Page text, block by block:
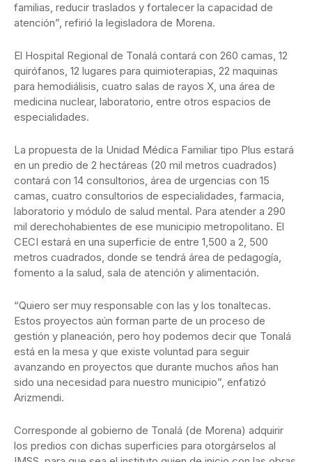
familias, reducir traslados y fortalecer la capacidad de
atención”, refirió la legisladora de Morena.
El Hospital Regional de Tonalá contará con 260 camas, 12
quirófanos, 12 lugares para quimioterapias, 22 maquinas
para hemodiálisis, cuatro salas de rayos X, una área de
medicina nuclear, laboratorio, entre otros espacios de
especialidades.
La propuesta de la Unidad Médica Familiar tipo Plus estará
en un predio de 2 hectáreas (20 mil metros cuadrados)
contará con 14 consultorios, área de urgencias con 15
camas, cuatro consultorios de especialidades, farmacia,
laboratorio y módulo de salud mental. Para atender a 290
mil derechohabientes de ese municipio metropolitano. El
CECI estará en una superficie de entre 1,500 a 2, 500
metros cuadrados, donde se tendrá área de pedagogía,
fomento a la salud, sala de atención y alimentación.
“Quiero ser muy responsable con las y los tonaltecas.
Estos proyectos aún forman parte de un proceso de
gestión y planeación, pero hoy podemos decir que Tonalá
está en la mesa y que existe voluntad para seguir
avanzando en proyectos que durante muchos años han
sido una necesidad para nuestro municipio”, enfatizó
Arizmendi.
Corresponde al gobierno de Tonalá (de Morena) adquirir
los predios con dichas superficies para otorgárselos al